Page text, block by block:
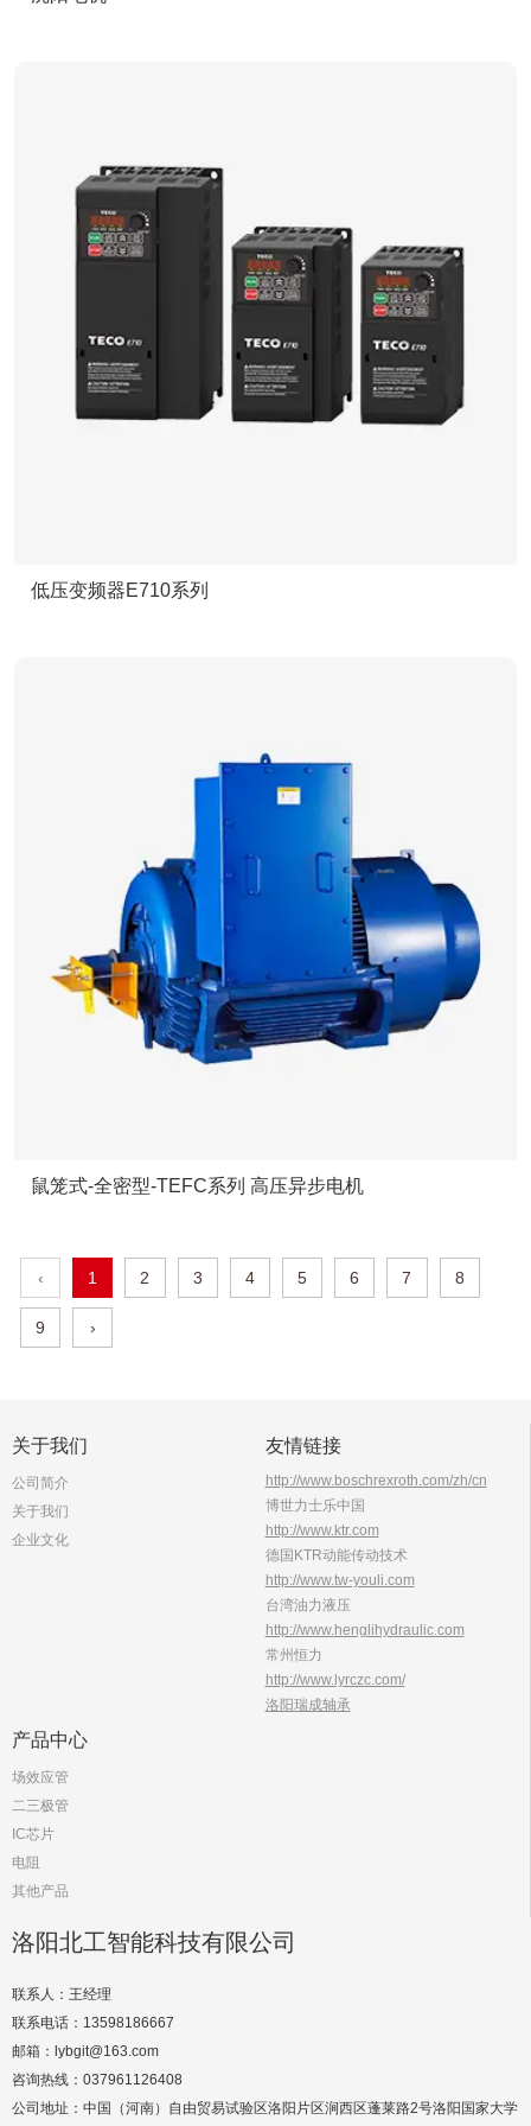
低压变频器E710系列
鼠笼式-全密型-TEFC系列 高压异步电机
‹ 1 2 3 4 5 6 7 8
9 ›
关于我们
公司简介
关于我们
企业文化
友情链接
http://www.boschrexroth.com/zh/cn
博世力士乐中国
http://www.ktr.com
德国KTR动能传动技术
http://www.tw-youli.com
台湾油力液压
http://www.henglihydraulic.com
常州恒力
http://www.lyrczc.com/
洛阳瑞成轴承
产品中心
场效应管
二三极管
IC芯片
电阻
其他产品
洛阳北工智能科技有限公司
联系人：王经理
联系电话：13598186667
邮箱：lybgit@163.com
咨询热线：037961126408
公司地址：中国（河南）自由贸易试验区洛阳片区涧西区蓬莱路2号洛阳国家大学